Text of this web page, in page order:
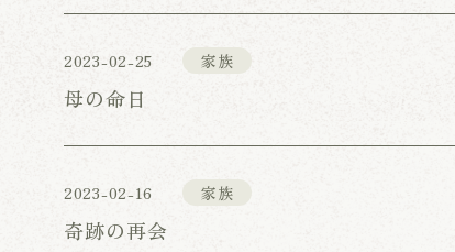
2023-02-25 家族
母の命日
2023-02-16 家族
奇跡の再会